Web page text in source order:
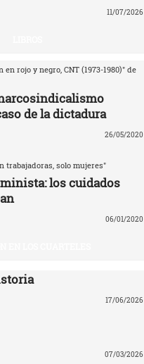
11/07/2026
rojo y negro, CNT (1973-1980)" de
de la dictadura
26/05/2020
trabajadoras, solo mujeres"
los cuidados
06/01/2020
17/06/2026
07/03/2026